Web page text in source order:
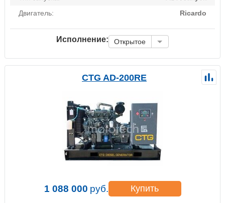
Двигатель:
Ricardo
Исполнение: Открытое
CTG AD-200RE
1 088 000 руб. Купить